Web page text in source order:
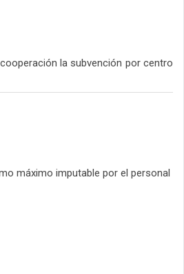
la subvención por centro
máximo imputable por el personal